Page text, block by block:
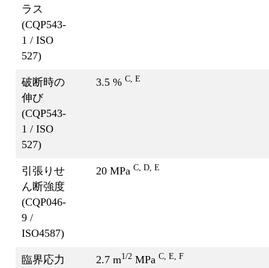
ラス
(CQP543-
1 / ISO
527)
破断時の
伸び
(CQP543-
1 / ISO
527)
3.5 % C, E
引張りせ
ん断強度
(CQP046-
9 /
ISO4587)
20 MPa C, D, E
臨界応力
2.7 m1/2 MPa C, E, F